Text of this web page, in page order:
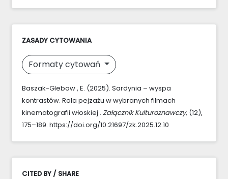
ZASADY CYTOWANIA
Formaty cytowań
Baszak-Glebow , E. (2025). Sardynia – wyspa
kontrastów. Rola pejzażu w wybranych filmach
kinematografii włoskiej . Załącznik Kulturoznawczy, (12),
175–189. https://doi.org/10.21697/zk.2025.12.10
CITED BY / SHARE